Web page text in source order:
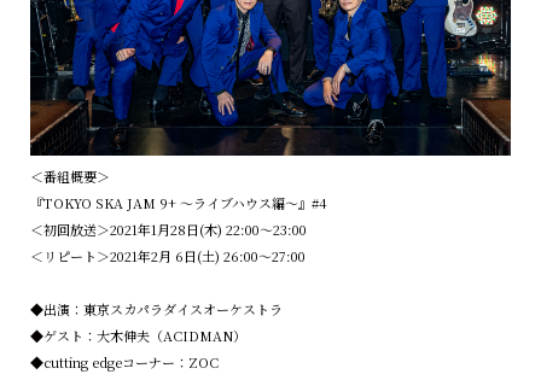
＜番組概要＞
『TOKYO SKA JAM 9+ ～ライブハウス編～』#4
＜初回放送＞2021年1月28日(木) 22:00～23:00
＜リピート＞2021年2月 6日(土) 26:00～27:00
◆出演：東京スカパラダイスオーケストラ
◆ゲスト：大木伸夫（ACIDMAN）
◆cutting edgeコーナー：ZOC